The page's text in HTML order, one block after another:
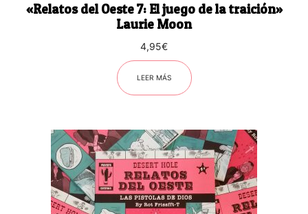
«Relatos del Oeste 7: El juego de la traición»
Laurie Moon
4,95€
LEER MÁS